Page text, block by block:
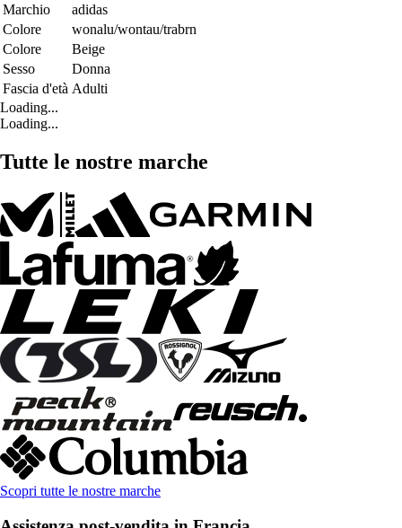
Marchio
adidas
Colore
wonalu/wontau/trabrn
Colore
Beige
Sesso
Donna
Fascia d'età Adulti
Loading...
Loading...
Tutte le nostre marche
Scopri tutte le nostre marche